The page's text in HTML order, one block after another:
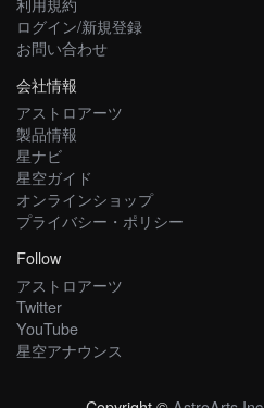
ログイン/新規登録
お問い合わせ
会社情報
アストロアーツ
製品情報
星ナビ
星空ガイド
オンラインショップ
プライバシー・ポリシー
Follow
アストロアーツ
Twitter
YouTube
星空アナウンス